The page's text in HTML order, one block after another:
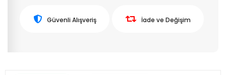
Güvenli Alışveriş İade ve Değişim